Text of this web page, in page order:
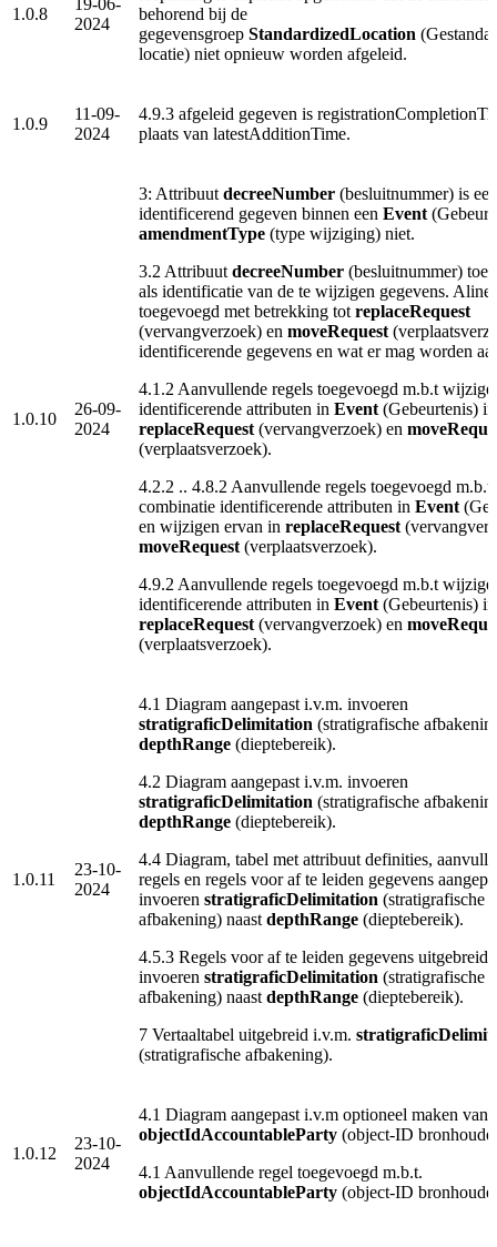
1.0.8
19-06-
2024
behorend bij de
gegevensgroep StandardizedLocation
locatie) niet opnieuw worden afgeleid.
1.0.9
11-09-
2024
4.9.3 afgeleid gegeven is
plaats van latestAdditionTime.
1.0.10
26-09-
2024
3: Attribuut decreeNumber (besluitnummer) is een
identificerend gegeven binnen een Event
amendmentType (type wijziging) niet.
3.2 Attribuut decreeNumber (besluitnummer)
als identificatie van de te wijzigen gegevens.
toegevoegd met betrekking tot replaceRequest
(vervangverzoek) en moveRequest
identificerende gegevens en wat er mag worden
4.1.2 Aanvullende regels toegevoegd m.b.t
identificerende attributen in Event (Gebeurtenis) in
replaceRequest (vervangverzoek) en
(verplaatsverzoek).
4.2.2 .. 4.8.2 Aanvullende regels toegevoegd m.b.t
combinatie identificerende attributen in Event
en wijzigen ervan in replaceRequest
moveRequest (verplaatsverzoek).
4.9.2 Aanvullende regels toegevoegd m.b.t
identificerende attributen in Event (Gebeurtenis) in
replaceRequest (vervangverzoek) en
(verplaatsverzoek).
1.0.11
23-10-
2024
4.1 Diagram aangepast i.v.m. invoeren
stratigraficDelimitation (stratigrafische
depthRange (dieptebereik).
4.2 Diagram aangepast i.v.m. invoeren
stratigraficDelimitation (stratigrafische
depthRange (dieptebereik).
4.4 Diagram, tabel met attribuut definities,
regels en regels voor af te leiden gegevens
invoeren stratigraficDelimitation (stratigrafische
afbakening) naast depthRange (dieptebereik).
4.5.3 Regels voor af te leiden gegevens uitgebreid
invoeren stratigraficDelimitation (stratigrafische
afbakening) naast depthRange (dieptebereik).
7 Vertaaltabel uitgebreid i.v.m.
(stratigrafische afbakening).
1.0.12
23-10-
2024
4.1 Diagram aangepast i.v.m optioneel maken van
objectIdAccountableParty (object-ID
4.1 Aanvullende regel toegevoegd m.b.t.
objectIdAccountableParty (object-ID